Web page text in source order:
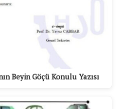
Beyin Göçü Konulu Yazısı